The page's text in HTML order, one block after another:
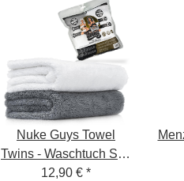
Nuke Guys Towel
Twins - Waschtuch Set:
2-Tuch-Waschmethode
12,90 € *